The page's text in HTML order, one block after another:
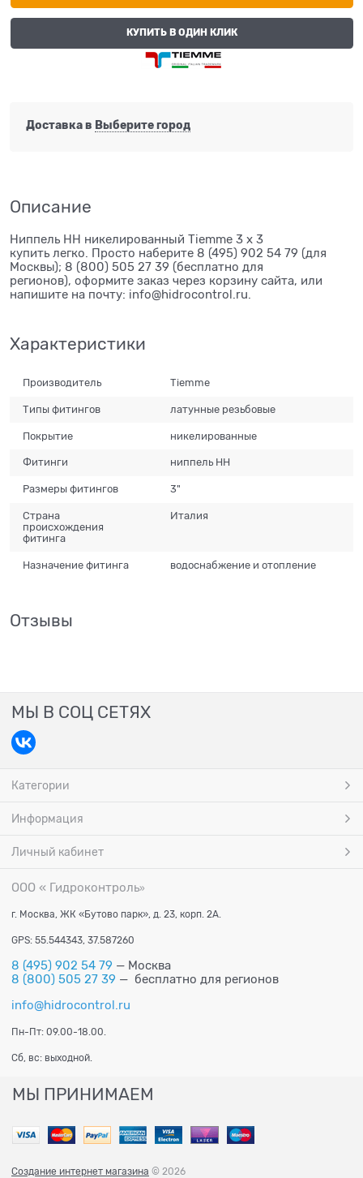
КУПИТЬ В ОДИН КЛИК
Доставка в Выберите город
Описание
Ниппель НН никелированный Tiemme 3 х 3
купить легко. Просто наберите 8 (495) 902 54 79 (для
Москвы); 8 (800) 505 27 39 (бесплатно для
регионов), оформите заказ через корзину сайта, или
напишите на почту: info@hidrocontrol.ru.
Характеристики
Производитель Tiemme
Типы фитингов латунные резьбовые
Покрытие никелированные
Фитинги ниппель НН
Размеры фитингов 3"
Страна
происхождения
фитинга
Италия
Назначение фитинга водоснабжение и отопление
Отзывы
МЫ В СОЦ СЕТЯХ
Категории
Информация
Личный кабинет
ООО « Гидроконтроль»
г. Москва, ЖК «Бутово парк», д. 23, корп. 2А.
GPS: 55.544343, 37.587260
8 (495) 902 54 79 — Москва
8 (800) 505 27 39 — бесплатно для регионов
info@hidrocontrol.ru
Пн-Пт: 09.00-18.00.
Сб, вс: выходной.
МЫ ПРИНИМАЕМ
Создание интернет магазина © 2026